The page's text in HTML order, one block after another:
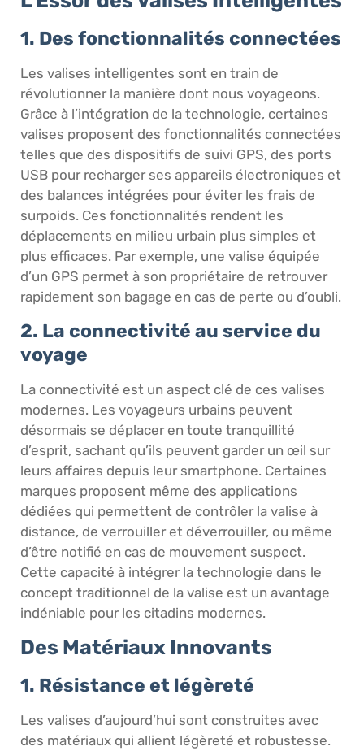
1. Des fonctionnalités connectées
Les valises intelligentes sont en train de
révolutionner la manière dont nous voyageons.
Grâce à l’intégration de la technologie, certaines
valises proposent des fonctionnalités connectées
telles que des dispositifs de suivi GPS, des ports
USB pour recharger ses appareils électroniques et
des balances intégrées pour éviter les frais de
surpoids. Ces fonctionnalités rendent les
déplacements en milieu urbain plus simples et
plus efficaces. Par exemple, une valise équipée
d’un GPS permet à son propriétaire de retrouver
rapidement son bagage en cas de perte ou d’oubli.
2. La connectivité au service du
voyage
La connectivité est un aspect clé de ces valises
modernes. Les voyageurs urbains peuvent
désormais se déplacer en toute tranquillité
d’esprit, sachant qu’ils peuvent garder un œil sur
leurs affaires depuis leur smartphone. Certaines
marques proposent même des applications
dédiées qui permettent de contrôler la valise à
distance, de verrouiller et déverrouiller, ou même
d’être notifié en cas de mouvement suspect.
Cette capacité à intégrer la technologie dans le
concept traditionnel de la valise est un avantage
indéniable pour les citadins modernes.
Des Matériaux Innovants
1. Résistance et légèreté
Les valises d’aujourd’hui sont construites avec
des matériaux qui allient légèreté et robustesse.